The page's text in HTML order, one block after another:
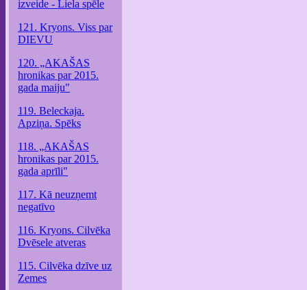
izveide - Liela spēle
121. Kryons. Viss par
DIEVU
120. „AKAŠAS
hronikas par 2015.
gada maiju"
119. Beleckaja.
Apziņa. Spēks
118. „AKAŠAS
hronikas par 2015.
gada aprīli"
117. Kā neuzņemt
negatīvo
116. Kryons. Cilvēka
Dvēsele atveras
115. Cilvēka dzīve uz
Zemes